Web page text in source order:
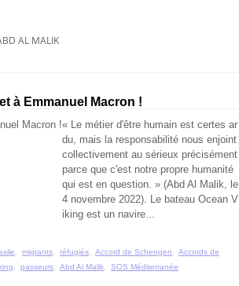
AL MALIK
à Emmanuel Macron !
« Le métier d'être humain est certes ar
du, mais la responsabilité nous enjoint
collectivement au sérieux précisément
parce que c'est notre propre humanité
qui est en question. » (Abd Al Malik, le
4 novembre 2022). Le bateau Ocean V
iking est un navire...
migrants réfugiés Accord de Schengen
Accords de
passeurs Abd Al Malik SOS Méditerranée